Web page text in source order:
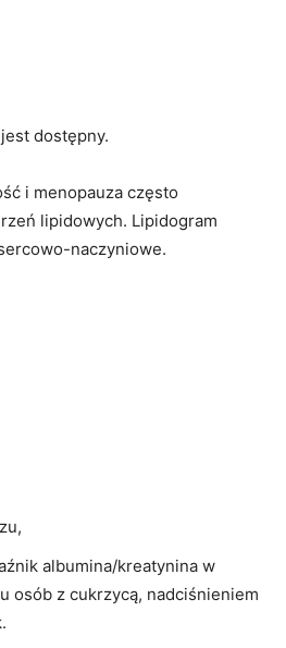
dostępny.
i menopauza często
lipidowych. Lipidogram
naczyniowe.
albumina/kreatynina w
osób z cukrzycą, nadciśnieniem